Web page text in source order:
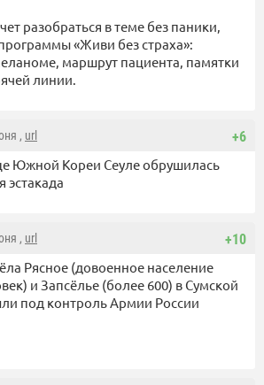
разобраться в теме без паники,
«Живи без страха»:
маршрут пациента, памятки
линии.
+6
, url
Южной Кореи Сеуле обрушилась
эстакада
+10
, url
Рясное (довоенное население
и Запсёлье (более 600) в Сумской
под контроль Армии России